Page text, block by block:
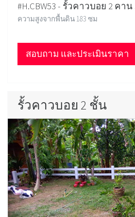
#H.CBW53 - รั้วคาวบอย 2 คา
ความสูงจากพื้นดิน 183 ซม
สอบถาม และประเมินราคา
รั้วคาวบอย 2 ชั้น